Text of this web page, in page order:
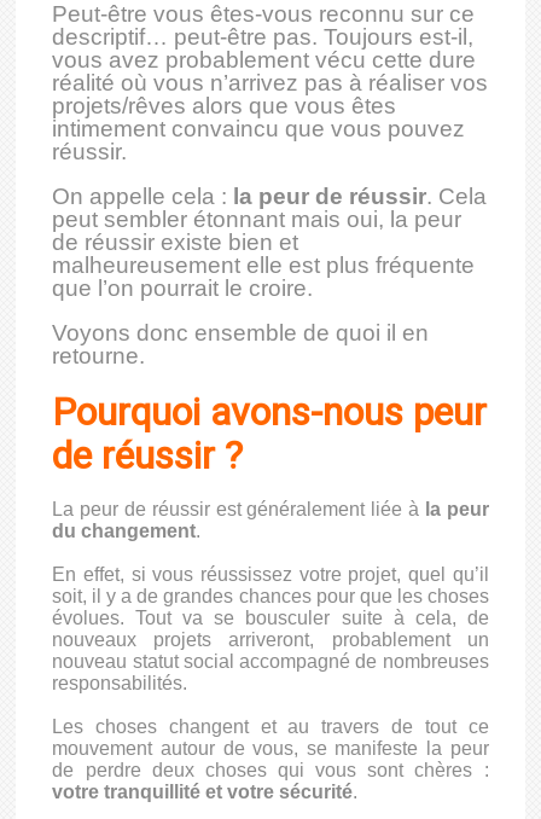
Peut-être vous êtes-vous reconnu sur ce
descriptif… peut-être pas. Toujours est-il,
vous avez probablement vécu cette dure
réalité où vous n’arrivez pas à réaliser vos
projets/rêves alors que vous êtes
intimement convaincu que vous pouvez
réussir.
On appelle cela : la peur de réussir. Cela
peut sembler étonnant mais oui, la peur
de réussir existe bien et
malheureusement elle est plus fréquente
que l’on pourrait le croire.
Voyons donc ensemble de quoi il en
retourne.
Pourquoi avons-nous peur
de réussir ?
La peur de réussir est généralement liée à la peur
du changement.
En effet, si vous réussissez votre projet, quel qu’il
soit, il y a de grandes chances pour que les choses
évolues. Tout va se bousculer suite à cela, de
nouveaux projets arriveront, probablement un
nouveau statut social accompagné de nombreuses
responsabilités.
Les choses changent et au travers de tout ce
mouvement autour de vous, se manifeste la peur
de perdre deux choses qui vous sont chères :
votre tranquillité et votre sécurité.